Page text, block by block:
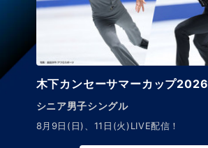
木下カンセーサマーカップ2026
シニア男子シングル
8月9日(日)、11日(火)LIVE配信！